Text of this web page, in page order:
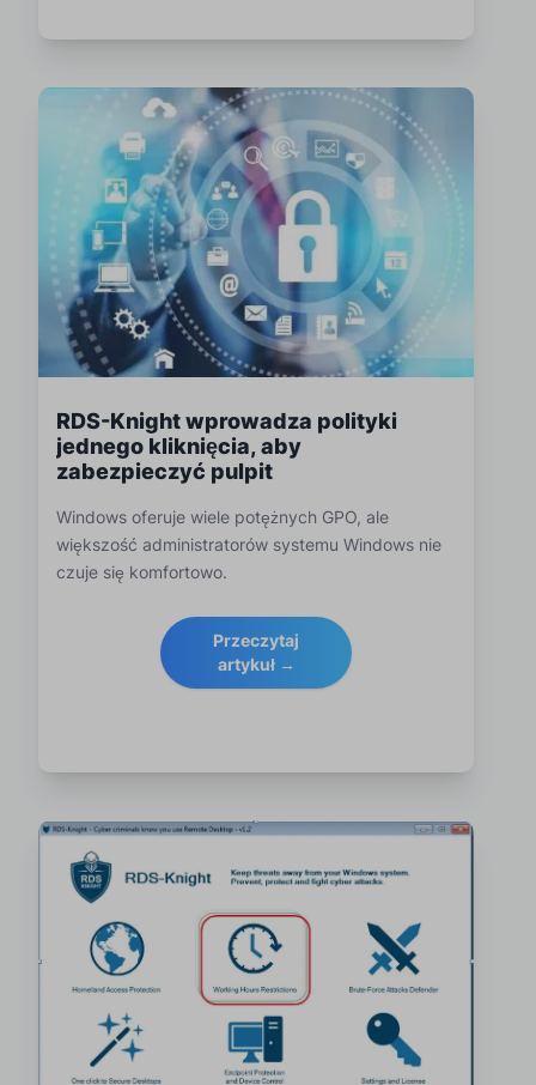
RDS-Knight wprowadza polityki
jednego kliknięcia, aby
zabezpieczyć pulpit
Windows oferuje wiele potężnych GPO, ale
większość administratorów systemu Windows nie
czuje się komfortowo.
Przeczytaj
artykuł →